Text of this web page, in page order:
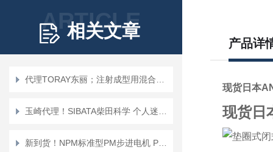
ARTICLE
相关文章
产品详
现货日本
现货日